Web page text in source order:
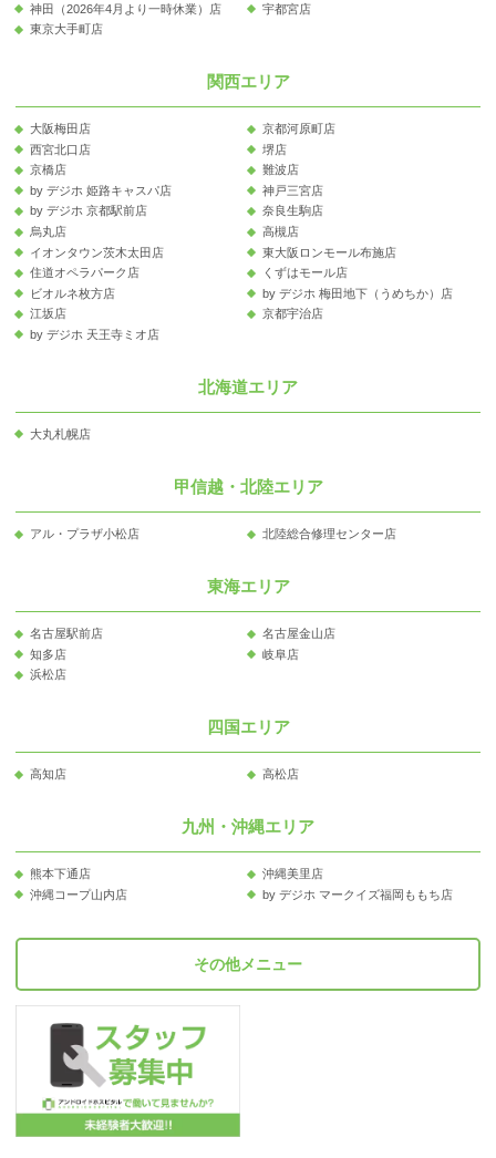
神田（2026年4月より一時休業）店
宇都宮店
東京大手町店
関西エリア
大阪梅田店
京都河原町店
西宮北口店
堺店
京橋店
難波店
by デジホ 姫路キャスパ店
神戸三宮店
by デジホ 京都駅前店
奈良生駒店
烏丸店
高槻店
イオンタウン茨木太田店
東大阪ロンモール布施店
住道オペラパーク店
くずはモール店
ビオルネ枚方店
by デジホ 梅田地下（うめちか）店
江坂店
京都宇治店
by デジホ 天王寺ミオ店
北海道エリア
大丸札幌店
甲信越・北陸エリア
アル・プラザ小松店 北陸総合修理センター店
東海エリア
名古屋駅前店
名古屋金山店
知多店
岐阜店
浜松店
四国エリア
高知店 高松店
九州・沖縄エリア
熊本下通店
沖縄美里店
沖縄コープ山内店
by デジホ マークイズ福岡ももち店
その他メニュー